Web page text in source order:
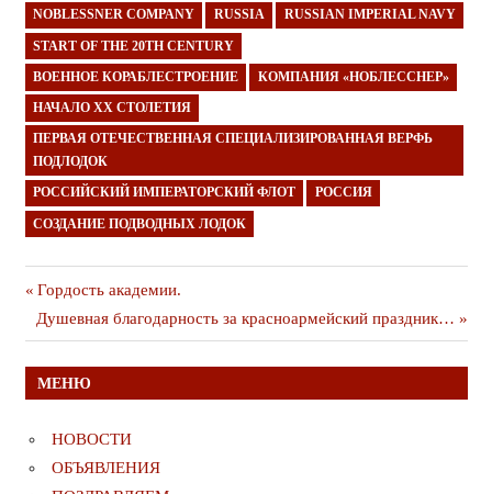
NOBLESSNER COMPANY RUSSIA RUSSIAN IMPERIAL NAVY
START OF THE 20TH CENTURY
ВОЕННОЕ КОРАБЛЕСТРОЕНИЕ КОМПАНИЯ «НОБЛЕССНЕР»
НАЧАЛО ХХ СТОЛЕТИЯ
ПЕРВАЯ ОТЕЧЕСТВЕННАЯ СПЕЦИАЛИЗИРОВАННАЯ ВЕРФЬ
ПОДЛОДОК
РОССИЙСКИЙ ИМПЕРАТОРСКИЙ ФЛОТ РОССИЯ
СОЗДАНИЕ ПОДВОДНЫХ ЛОДОК
Навигация
по
записям
Предыдущая
публикация
Гордость академии.
Следующая
публикация
Душевная благодарность за красноармейский праздник…
МЕНЮ
НОВОСТИ
ОБЪЯВЛЕНИЯ